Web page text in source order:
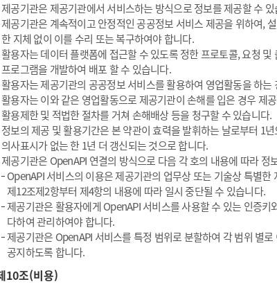
제공기관은 제공기관에서 서비스하는 방식으로 정보를 제공할 수
제공기관은 계속적이고 안정적인 공공정보 서비스 제공을 위하여,
한 지체 없이 이를 수리 또는 복구하여야 합니다.
활용자는 데이터 플랫폼에 접근할 수 있도록 정한 프로토콜, 요청
프로그램을 개발하여 배포 할 수 있습니다.
활용자는 제공기관의 공공정보 서비스를 활용하여 영업활동을 하
활용자는 이와 같은 영업활동으로 제공기관이 손해를 입은 경우 제
활용제한 및 적법한 절차를 거쳐 손해배상 등을 청구할 수 있습니다.
정보의 제공 및 활용기간은 본 약관이 효력을 발휘하는 날로부터 1
의사표시가 없는 한 1년 더 갱신되는 것으로 합니다.
제공기관은 OpenAPI 연결의 방식으로 다음 각 호의 내용에 따라 정
OpenAPI 서비스의 이용은 제공기관의 업무상 또는 기술상 특별
제12조제2항부터 제4항의 내용에 따라 일시 중단될 수 있습니다.
제공기관은 활용자에게 OpenAPI 서비스를 사용할 수 있는 인증
다하여 관리하여야 합니다.
제공기관은 OpenAPI 서비스를 특정 범위로 분할하여 각 범위 별
공지하도록 합니다.
10조(비용)